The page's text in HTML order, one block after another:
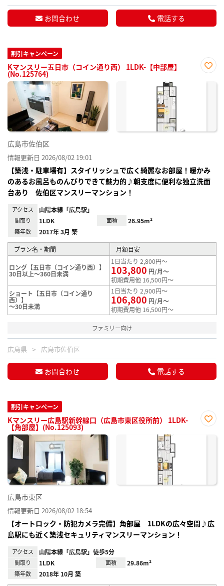
お問合わせ 電話する
割引キャンペーン
Kマンスリー五日市（コイン通り西） 1LDK-【中部屋】
(No.125764)
に入
広島市佐伯区
情報更新日 2026/08/02 19:01
【築浅・駐車場有】スタイリッシュで広く綺麗なお部屋！暖かみ
のあるお風呂ものんびりできて魅力的♪朝支度に便利な独立洗面
台あり 佐伯区マンスリーマンション！
アクセス 山陽本線「広島駅」
間取り 1LDK 面積 26.95m²
築年数 2017年 3月 築
プラン名・期間 月額目安
ロング【五日市（コイン通り西）】
30日以上～360日未満
1日当たり 2,800円～
103,800 円/月～
初期費用他 16,500円～
ショート【五日市（コイン通り
西）】
～30日未満
1日当たり 2,900円～
106,800 円/月～
初期費用他 16,500円～
ファミリー向け
広島県 広島市佐伯区
お問合わせ 電話する
割引キャンペーン
Kマンスリー広島駅新幹線口（広島市東区役所前） 1LDK-
【角部屋】(No.125093)
に入
広島市東区
情報更新日 2026/08/02 18:54
【オートロック・防犯カメラ完備】角部屋 1LDKの広々空間♪広
島駅にも近く築浅セキュリティマンスリーマンション！
アクセス 山陽本線「広島駅」徒歩5分
間取り 1LDK 面積 29.86m²
築年数 2018年 10月 築